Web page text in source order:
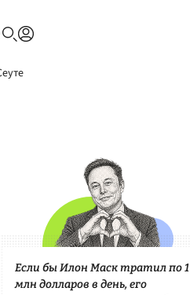
Если бы Илон Маск тратил по 1
млн долларов в день, его